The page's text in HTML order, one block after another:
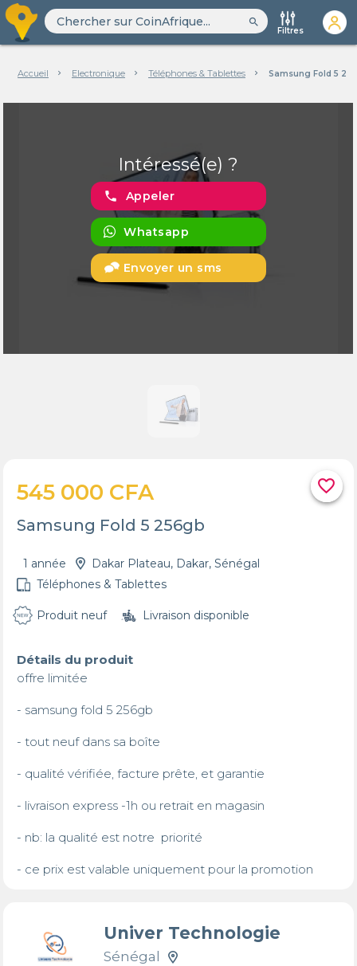
search
Filtres
Accueil Electronique Téléphones & Tablettes Samsung Fold 5
Intéressé(e) ?
phone Appeler
Whatsapp
Envoyer un sms
favorite_border
545 000 CFA
Samsung Fold 5 256gb
1 année
Dakar Plateau, Dakar, Sénégal
Téléphones & Tablettes
Produit neuf Livraison disponible
Détails du produit
offre limitée
- samsung fold 5 256gb
- tout neuf dans sa boîte
- qualité vérifiée, facture prête, et garantie
- livraison express -1h ou retrait en magasin
- nb: la qualité est notre  priorité
- ce prix est valable uniquement pour la promotion
Univer Technologie
Sénégal